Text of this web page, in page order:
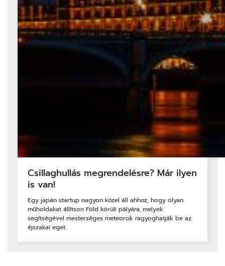
Csillaghullás megrendelésre? Már ilyen
is van!
Egy japán startup nagyon közel áll ahhoz, hogy olyan
műholdakat állítson Föld körüli pályára, melyek
segítségével mesterséges meteorok ragyoghatják be az
éjszakai eget.